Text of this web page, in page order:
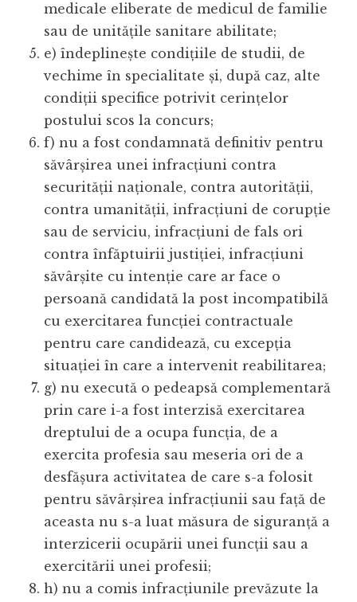
medicale eliberate de medicul de familie
sau de unitățile sanitare abilitate;
e) îndeplinește condițiile de studii, de
vechime în specialitate și, după caz, alte
condiții specifice potrivit cerințelor
postului scos la concurs;
f) nu a fost condamnată definitiv pentru
săvârșirea unei infracțiuni contra
securității naționale, contra autorității,
contra umanității, infracțiuni de corupție
sau de serviciu, infracțiuni de fals ori
contra înfăptuirii justiției, infracțiuni
săvârșite cu intenție care ar face o
persoană candidată la post incompatibilă
cu exercitarea funcției contractuale
pentru care candidează, cu excepția
situației în care a intervenit reabilitarea;
g) nu execută o pedeapsă complementară
prin care i-a fost interzisă exercitarea
dreptului de a ocupa funcția, de a
exercita profesia sau meseria ori de a
desfășura activitatea de care s-a folosit
pentru săvârșirea infracțiunii sau față de
aceasta nu s-a luat măsura de siguranță a
interzicerii ocupării unei funcții sau a
exercitării unei profesii;
h) nu a comis infracțiunile prevăzute la